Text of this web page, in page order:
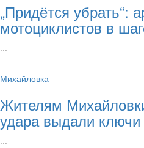
„Придётся убрать“:
мотоциклистов в
...
Михайловка
Жителям
удара выдали ключи
...